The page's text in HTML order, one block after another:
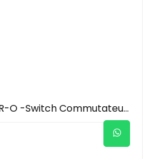
HIKVISION DS-3E0516R-O -Switch Commutateur -16 ports Gigabit Norme IEEE 802.3at/af Normes IEEE 802.3, IEEE 802.3u et IEEE 802.3x Accès au réseau Gigabit Transfert à vitesse filaire Commutation de stockage